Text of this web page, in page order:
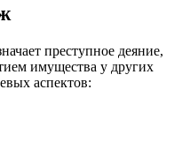
преступное деяние,
имущества у других
аспектов: